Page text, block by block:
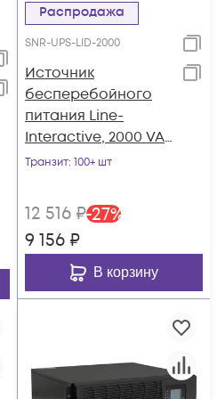
Распродажа
SNR-UPS-LID-2000
Источник
бесперебойного
питания Line-
Interactive, 2000 VA,
настольный
Транзит: 100+ шт
12 516 ₽-27%
9 156 ₽
В корзину